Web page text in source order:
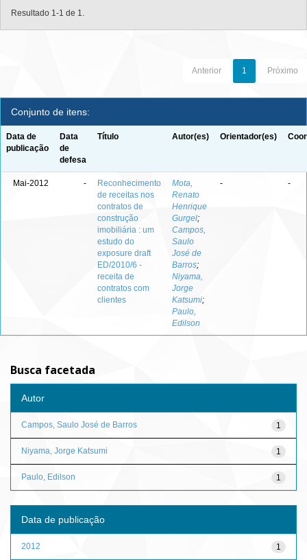
Resultado 1-1 de 1.
Anterior 1 Próximo
Conjunto de itens:
Data de
publicação
Data
de
defesa
Título Autor(es) Orientador(es)
Mai-2012 -
Reconhecimento
de receitas nos
contratos de
construção
imobiliária : um
estudo do
exposure draft
ED/2010/6 -
receita de
contratos com
clientes
Mota,
Renato
Henrique
Gurgel;
Campos,
Saulo
José de
Barros;
Niyama,
Jorge
Katsumi;
Paulo,
Edilson
- -
Busca facetada
Autor
1
Campos, Saulo José de Barros
1
Niyama, Jorge Katsumi
1
Paulo, Edilson
Data de publicação
1
2012